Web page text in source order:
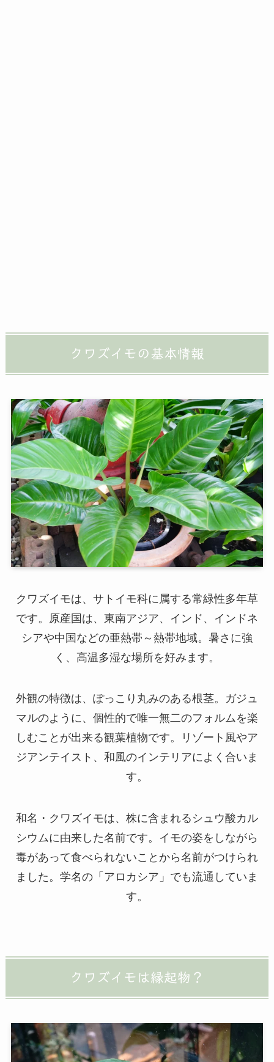
クワズイモの基本情報
クワズイモは、サトイモ科に属する常緑性多年草
です。原産国は、東南アジア、インド、インドネ
シアや中国などの亜熱帯～熱帯地域。暑さに強
く、高温多湿な場所を好みます。
外観の特徴は、ぽっこり丸みのある根茎。ガジュ
マルのように、個性的で唯一無二のフォルムを楽
しむことが出来る観葉植物です。リゾート風やア
ジアンテイスト、和風のインテリアによく合いま
す。
和名・クワズイモは、株に含まれるシュウ酸カル
シウムに由来した名前です。イモの姿をしながら
毒があって食べられないことから名前がつけられ
ました。学名の「アロカシア」でも流通していま
す。
クワズイモは縁起物？